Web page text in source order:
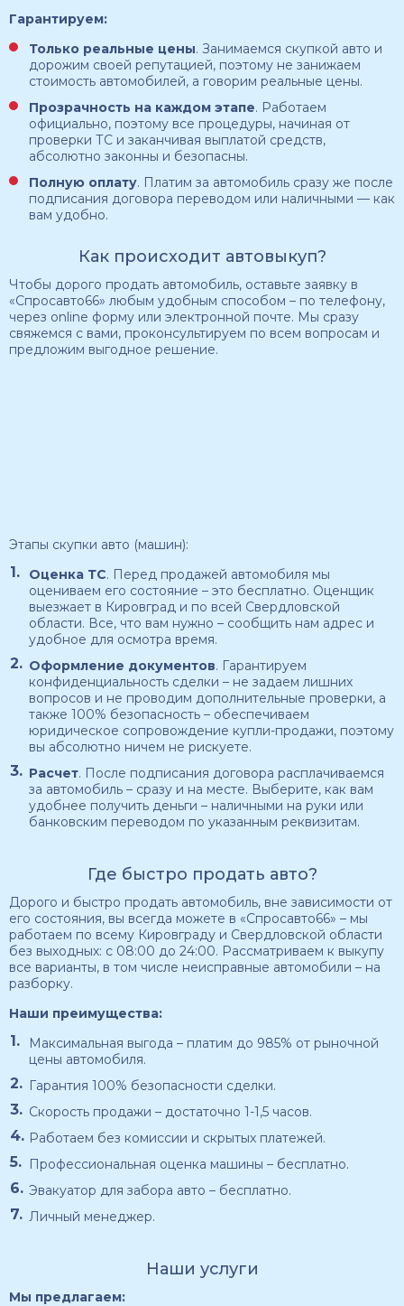
Гарантируем:
Только реальные цены. Занимаемся скупкой авто и
дорожим своей репутацией, поэтому не занижаем
стоимость автомобилей, а говорим реальные цены.
Прозрачность на каждом этапе. Работаем
официально, поэтому все процедуры, начиная от
проверки ТС и заканчивая выплатой средств,
абсолютно законны и безопасны.
Полную оплату. Платим за автомобиль сразу же после
подписания договора переводом или наличными — как
вам удобно.
Как происходит автовыкуп?
Чтобы дорого продать автомобиль, оставьте заявку в
«Спросавто66» любым удобным способом – по телефону,
через online форму или электронной почте. Мы сразу
свяжемся с вами, проконсультируем по всем вопросам и
предложим выгодное решение.
Этапы скупки авто (машин):
Оценка ТС. Перед продажей автомобиля мы
оцениваем его состояние – это бесплатно. Оценщик
выезжает в Кировград и по всей Свердловской
области. Все, что вам нужно – сообщить нам адрес и
удобное для осмотра время.
Оформление документов. Гарантируем
конфиденциальность сделки – не задаем лишних
вопросов и не проводим дополнительные проверки, а
также 100% безопасность – обеспечиваем
юридическое сопровождение купли-продажи, поэтому
вы абсолютно ничем не рискуете.
Расчет. После подписания договора расплачиваемся
за автомобиль – сразу и на месте. Выберите, как вам
удобнее получить деньги – наличными на руки или
банковским переводом по указанным реквизитам.
Где быстро продать авто?
Дорого и быстро продать автомобиль, вне зависимости от
его состояния, вы всегда можете в «Спросавто66» – мы
работаем по всему Кировграду и Свердловской области
без выходных: с 08:00 до 24:00. Рассматриваем к выкупу
все варианты, в том числе неисправные автомобили – на
разборку.
Наши преимущества:
Максимальная выгода – платим до 985% от рыночной
цены автомобиля.
Гарантия 100% безопасности сделки.
Скорость продажи – достаточно 1-1,5 часов.
Работаем без комиссии и скрытых платежей.
Профессиональная оценка машины – бесплатно.
Эвакуатор для забора авто – бесплатно.
Личный менеджер.
Наши услуги
Мы предлагаем: